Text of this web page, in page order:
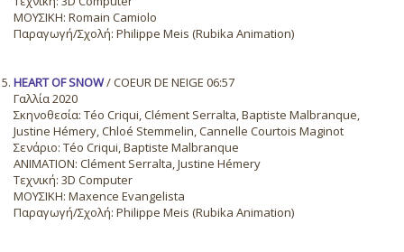
ΜΟΥΣΙΚΗ: Romain Camiolo
Παραγωγή/Σχολή: Philippe Meis (Rubika Animation)
HEART OF SNOW/ COEUR DE NEIGE 06:57
Γαλλία 2020
Σκηνοθεσία: Téo Criqui, Clément Serralta, Baptiste Malbranque,
Justine Hémery, Chloé Stemmelin, Cannelle Courtois Maginot
Σενάριο: Téo Criqui, Baptiste Malbranque
ANIMATION: Clément Serralta, Justine Hémery
Τεχνική: 3D Computer
ΜΟΥΣΙΚΗ: Maxence Evangelista
Παραγωγή/Σχολή: Philippe Meis (Rubika Animation)